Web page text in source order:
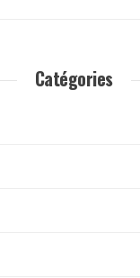
Catégories